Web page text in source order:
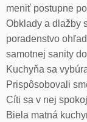
meniť postupne
Obklady a dlažby
poradenstvo
samotnej sanity
Kuchyňa sa
Prispôsobovali
Cíti sa v nej
Biela matná